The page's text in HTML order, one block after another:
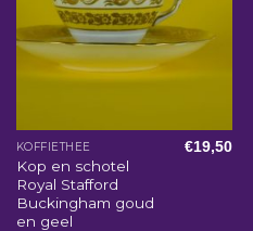
KOFFIETHEE
Kop en schotel
Royal Stafford
Buckingham goud
en geel
€19,50